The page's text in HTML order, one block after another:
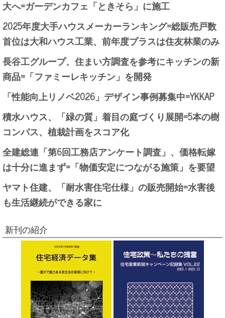
大へ=ガーデンカフェ「ときそら」に施工
2025年度大手ハウスメーカーランキング=総販売戸数
首位は大和ハウス工業、前年度プラスは住友林業のみ
長谷工グループ、住まい方調査を参考にキッチンの新
商品=「ファミーレキッチン」を開発
「性能向上リノベ2026」デザイン事例募集中=YKKAP
積水ハウス、「緑の質」着目の庭づくり展開=5本の樹
コンパス、植栽計画をスコア化
全建総連「第6回工務店アンケート調査」、価格転嫁
は十分に進まず=「物価安定につながる施策」を要望
ヤマト住建、「耐水害住宅仕様」の販売開始=水害後
も生活継続ができる家に
新刊の紹介